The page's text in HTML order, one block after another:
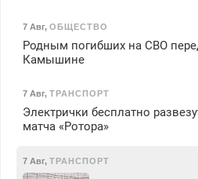
7 Авг, ОБЩЕСТВО
Родным погибших на СВО
Камышине
7 Авг, ТРАНСПОРТ
Электрички бесплатно
матча «Ротора»
7 Авг, ТРАНСПОРТ